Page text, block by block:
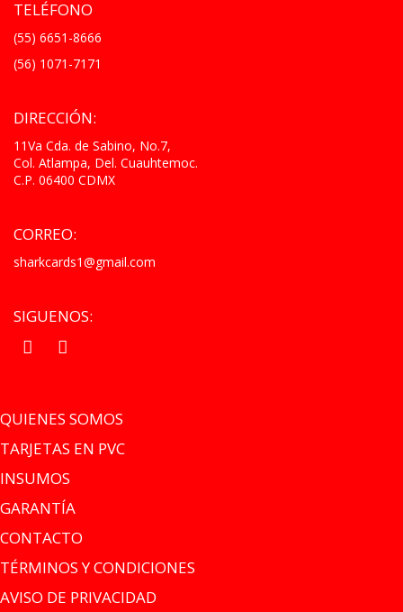
TELÉFONO
(55) 6651-8666
(56) 1071-7171
DIRECCIÓN:
11Va Cda. de Sabino, No.7,
Col. Atlampa, Del. Cuauhtemoc.
C.P. 06400 CDMX
CORREO:
sharkcards1@gmail.com
SIGUENOS:
QUIENES SOMOS
TARJETAS EN PVC
INSUMOS
GARANTÍA
CONTACTO
TÉRMINOS Y CONDICIONES
AVISO DE PRIVACIDAD